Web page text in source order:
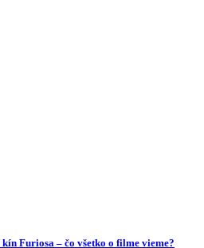
Furiosa – čo všetko o filme vieme?